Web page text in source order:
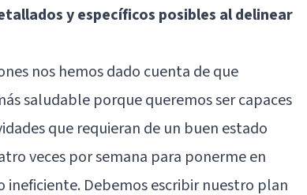
y específicos posibles al delinear
nos hemos dado cuenta de que
saludable porque queremos ser capaces
que requieran de un buen estado
veces por semana para ponerme en
ineficiente. Debemos escribir nuestro plan